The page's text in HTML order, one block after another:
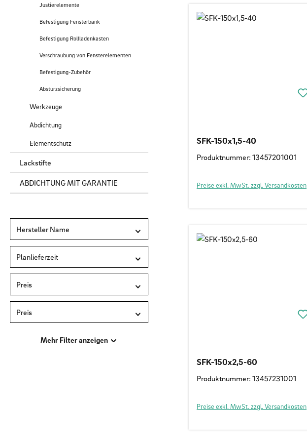
Justierelemente
Befestigung Fensterbank
Befestigung Rollladenkasten
Verschraubung von Fensterelementen
Befestigung-Zubehör
Absturzsicherung
Werkzeuge
Abdichtung
Elementschutz
Lackstifte
ABDICHTUNG MIT GARANTIE
Hersteller Name
Planlieferzeit
Preis
Preis
Mehr Filter anzeigen
SFK-150x1,5-40
Produktnummer: 13457201001
Preise exkl. MwSt. zzgl. Versandkosten
SFK-150x2,5-60
Produktnummer: 13457231001
Preise exkl. MwSt. zzgl. Versandkosten